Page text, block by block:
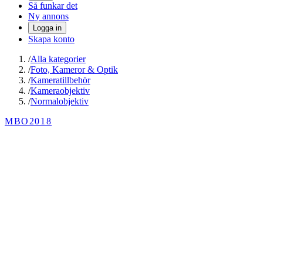
Så funkar det
Ny annons
Logga in
Skapa konto
/Alla kategorier
/Foto, Kameror & Optik
/Kameratillbehör
/Kameraobjektiv
/Normalobjektiv
MBO2018